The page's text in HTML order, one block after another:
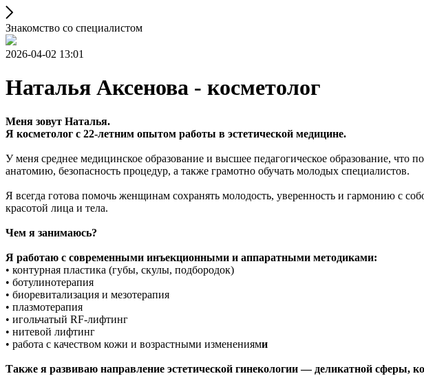
Знакомство со специалистом
2026-04-02 13:01
Наталья Аксенова - косметолог
Меня зовут Наталья.
Я косметолог с 22-летним опытом работы в эстетической медицине.
У меня среднее медицинское образование и высшее педагогическое образование, что
анатомию, безопасность процедур, а также грамотно обучать молодых специалистов.
Я всегда готова помочь женщинам сохранять молодость, уверенность и гармонию с
красотой лица и тела.
Чем я занимаюсь?
Я работаю с современными инъекционными и аппаратными методиками:
• контурная пластика (губы, скулы, подбородок)
• ботулинотерапия
• биоревитализация и мезотерапия
• плазмотерапия
• игольчатый RF-лифтинг
• нитевой лифтинг
• работа с качеством кожи и возрастными изменениями
Также я развиваю направление эстетической гинекологии — деликатной сферы,